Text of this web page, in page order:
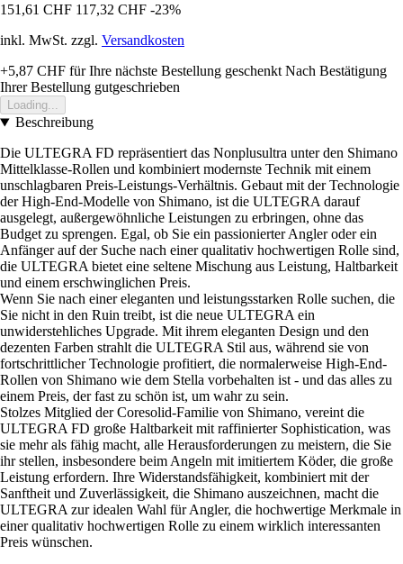
151,61 CHF 117,32 CHF -23%
inkl. MwSt. zzgl. Versandkosten
+5,87 CHF für Ihre nächste Bestellung geschenkt Nach Bestätigung
Ihrer Bestellung gutgeschrieben
Loading...
Beschreibung
Die ULTEGRA FD repräsentiert das Nonplusultra unter den Shimano
Mittelklasse-Rollen und kombiniert modernste Technik mit einem
unschlagbaren Preis-Leistungs-Verhältnis. Gebaut mit der Technologie
der High-End-Modelle von Shimano, ist die ULTEGRA darauf
ausgelegt, außergewöhnliche Leistungen zu erbringen, ohne das
Budget zu sprengen. Egal, ob Sie ein passionierter Angler oder ein
Anfänger auf der Suche nach einer qualitativ hochwertigen Rolle sind,
die ULTEGRA bietet eine seltene Mischung aus Leistung, Haltbarkeit
und einem erschwinglichen Preis.
Wenn Sie nach einer eleganten und leistungsstarken Rolle suchen, die
Sie nicht in den Ruin treibt, ist die neue ULTEGRA ein
unwiderstehliches Upgrade. Mit ihrem eleganten Design und den
dezenten Farben strahlt die ULTEGRA Stil aus, während sie von
fortschrittlicher Technologie profitiert, die normalerweise High-End-
Rollen von Shimano wie dem Stella vorbehalten ist - und das alles zu
einem Preis, der fast zu schön ist, um wahr zu sein.
Stolzes Mitglied der Coresolid-Familie von Shimano, vereint die
ULTEGRA FD große Haltbarkeit mit raffinierter Sophistication, was
sie mehr als fähig macht, alle Herausforderungen zu meistern, die Sie
ihr stellen, insbesondere beim Angeln mit imitiertem Köder, die große
Leistung erfordern. Ihre Widerstandsfähigkeit, kombiniert mit der
Sanftheit und Zuverlässigkeit, die Shimano auszeichnen, macht die
ULTEGRA zur idealen Wahl für Angler, die hochwertige Merkmale in
einer qualitativ hochwertigen Rolle zu einem wirklich interessanten
Preis wünschen.